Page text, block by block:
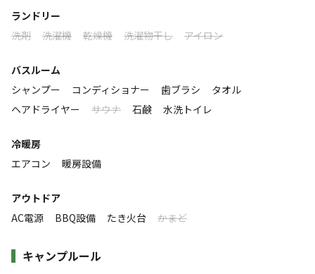
ランドリー
洗剤
洗濯機 乾燥機 洗濯物干し アイロン
バスルーム
シャンプー
コンディショナー 歯ブラシ
タオル
ヘアドライヤー
サウナ 石鹸 水洗トイレ
冷暖房
エアコン
暖房設備
アウトドア
AC電源
BBQ設備 たき火台 かまど
キャンプルール
食もついています。
標高
雰囲気
まったり
落ち着く
ソロ
%
カップル
35%
グループ
10